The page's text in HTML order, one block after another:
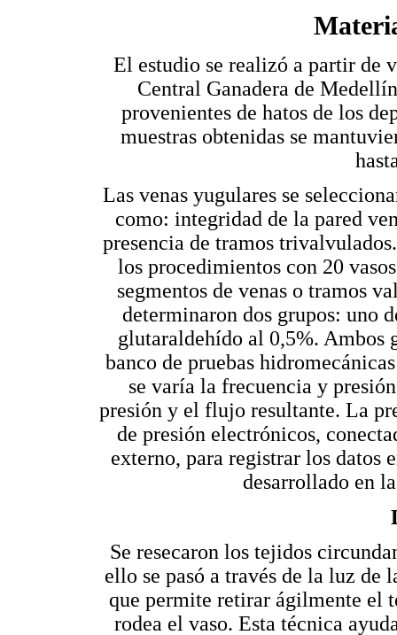
El estudio se realizó a partir de
Central Ganadera de
provenientes de hatos de los
muestras obtenidas se
Las venas yugulares se
como: integridad de la pared
presencia de tramos
los procedimientos con 20
segmentos de venas o tramos
determinaron dos grupos: uno
glutaraldehído al 0,5%. Ambos
banco de pruebas
se varía la frecuencia y
presión y el flujo resultante. La
de presión electrónicos,
externo, para registrar los datos
desarrollado en
Se resecaron los tejidos
ello se pasó a través de la luz
que permite retirar ágilmente el
rodea el vaso. Esta técnica